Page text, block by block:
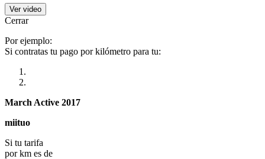
Ver video
Cerrar
Por ejemplo:
Si contratas tu pago por kilómetro para tu:
March Active 2017
miituo
Si tu tarifa
por km es de